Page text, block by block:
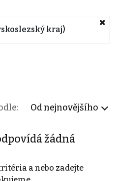
kraj)
Od nejnovějšího
žádná
a nebo zadejte